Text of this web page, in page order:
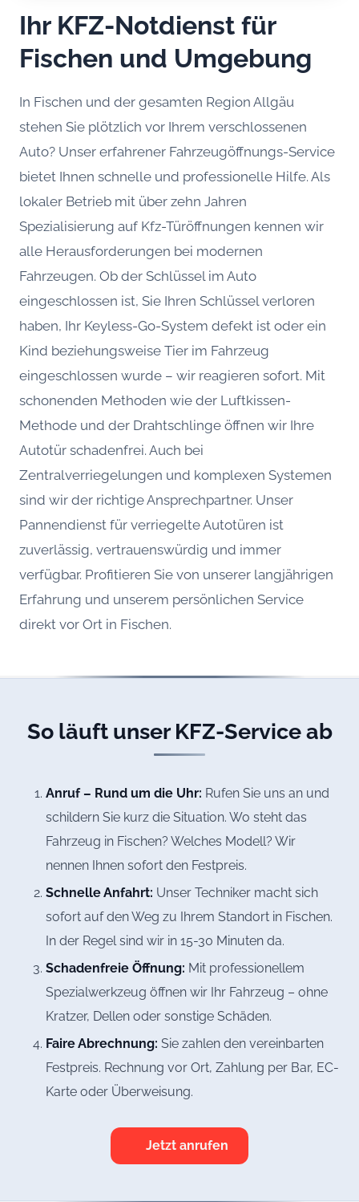
Ihr KFZ-Notdienst für
Fischen und Umgebung
In Fischen und der gesamten Region Allgäu
stehen Sie plötzlich vor Ihrem verschlossenen
Auto? Unser erfahrener Fahrzeugöffnungs-Service
bietet Ihnen schnelle und professionelle Hilfe. Als
lokaler Betrieb mit über zehn Jahren
Spezialisierung auf Kfz-Türöffnungen kennen wir
alle Herausforderungen bei modernen
Fahrzeugen. Ob der Schlüssel im Auto
eingeschlossen ist, Sie Ihren Schlüssel verloren
haben, Ihr Keyless-Go-System defekt ist oder ein
Kind beziehungsweise Tier im Fahrzeug
eingeschlossen wurde – wir reagieren sofort. Mit
schonenden Methoden wie der Luftkissen-
Methode und der Drahtschlinge öffnen wir Ihre
Autotür schadenfrei. Auch bei
Zentralverriegelungen und komplexen Systemen
sind wir der richtige Ansprechpartner. Unser
Pannendienst für verriegelte Autotüren ist
zuverlässig, vertrauenswürdig und immer
verfügbar. Profitieren Sie von unserer langjährigen
Erfahrung und unserem persönlichen Service
direkt vor Ort in Fischen.
So läuft unser KFZ-Service ab
Anruf – Rund um die Uhr: Rufen Sie uns an und
schildern Sie kurz die Situation. Wo steht das
Fahrzeug in Fischen? Welches Modell? Wir
nennen Ihnen sofort den Festpreis.
Schnelle Anfahrt: Unser Techniker macht sich
sofort auf den Weg zu Ihrem Standort in Fischen.
In der Regel sind wir in 15-30 Minuten da.
Schadenfreie Öffnung: Mit professionellem
Spezialwerkzeug öffnen wir Ihr Fahrzeug – ohne
Kratzer, Dellen oder sonstige Schäden.
Faire Abrechnung: Sie zahlen den vereinbarten
Festpreis. Rechnung vor Ort, Zahlung per Bar, EC-
Karte oder Überweisung.
Jetzt anrufen